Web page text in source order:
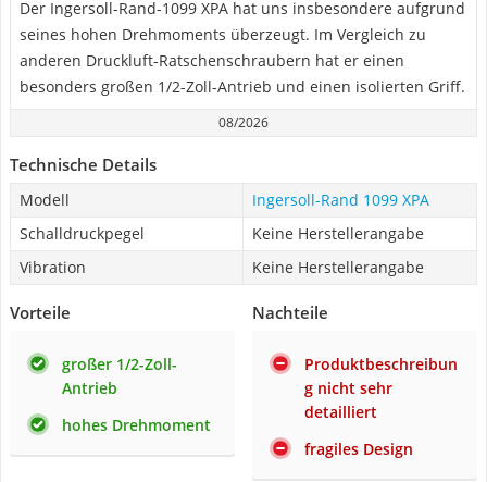
Der Ingersoll-Rand-1099 XPA hat uns insbesondere aufgrund
seines hohen Drehmoments überzeugt. Im Vergleich zu
anderen Druckluft-Ratschenschraubern hat er einen
besonders großen 1/2-Zoll-Antrieb und einen isolierten Griff.
08/2026
Technische Details
Modell
Ingersoll-Rand 1099 XPA
Schalldruckpegel
Keine Herstellerangabe
Vibration
Keine Herstellerangabe
Vorteile
großer 1/2-Zoll-
Antrieb
hohes Drehmoment
Nachteile
Produktbeschreibun
g nicht sehr
detailliert
fragiles Design